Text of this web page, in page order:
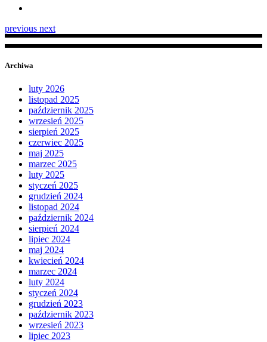
previous next
Archiwa
luty 2026
listopad 2025
październik 2025
wrzesień 2025
sierpień 2025
czerwiec 2025
maj 2025
marzec 2025
luty 2025
styczeń 2025
grudzień 2024
listopad 2024
październik 2024
sierpień 2024
lipiec 2024
maj 2024
kwiecień 2024
marzec 2024
luty 2024
styczeń 2024
grudzień 2023
październik 2023
wrzesień 2023
lipiec 2023